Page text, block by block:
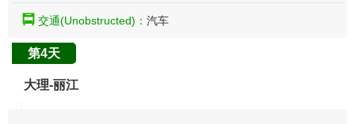
交通(Unobstructed)： 汽车
第4天
大理-丽江